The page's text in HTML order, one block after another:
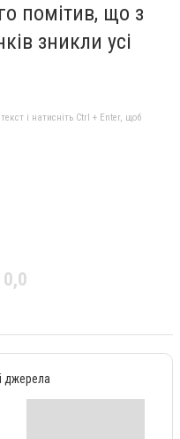
помітив, що з
зникли усі
і натисніть Ctrl + Enter, щоб
0,0
джерела